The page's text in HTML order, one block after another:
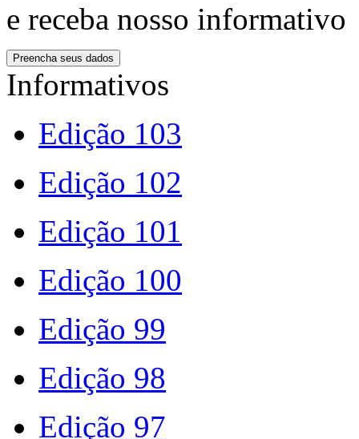
e receba nosso informativo
Informativos
Edição 103
Edição 102
Edição 101
Edição 100
Edição 99
Edição 98
Edição 97